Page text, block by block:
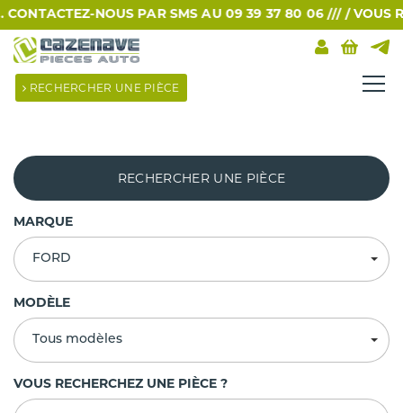
NOUS PAR SMS AU 09 39 37 80 06 /// / VOUS
RECHERCHER UNE PIÈCE
RECHERCHER UNE PIÈCE
MARQUE
FORD
MODÈLE
Tous modèles
VOUS RECHERCHEZ UNE PIÈCE ?